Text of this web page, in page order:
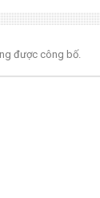
được công bố.